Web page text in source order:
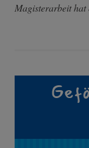
Magisterarbeit hat